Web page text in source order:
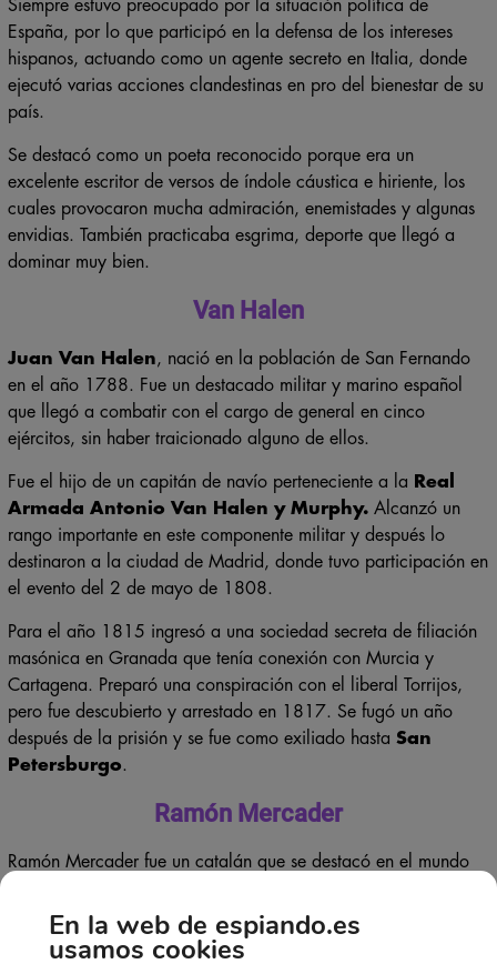
Siempre estuvo preocupado por la situación política de
España, por lo que participó en la defensa de los intereses
hispanos, actuando como un agente secreto en Italia, donde
ejecutó varias acciones clandestinas en pro del bienestar de su
Se destacó como un poeta reconocido porque era un
excelente escritor de versos de índole cáustica e hiriente, los
cuales provocaron mucha admiración, enemistades y algunas
envidias. También practicaba esgrima, deporte que llegó a
Juan Van Halen, nació en la población de San Fernando
en el año 1788. Fue un destacado militar y marino español
que llegó a combatir con el cargo de general en cinco
Fue el hijo de un capitán de navío perteneciente a laReal
Armada Antonio Van Halen y Murphy.Alcanzó un
rango importante en este componente militar y después lo
destinaron a la ciudad de Madrid, donde tuvo participación en
Para el año 1815 ingresó a una sociedad secreta de filiación
masónica en Granada que tenía conexión con Murcia y
Cartagena. Preparó una conspiración con el liberal Torrijos,
pero fue descubierto y arrestado en 1817. Se fugó un año
después de la prisión y se fue como exiliado hasta
con las que se infiltró muy bien en los llamados círculos
trotskistas, seduciendo a la secretaría de dicho líder, de quien
En la web de espiando.es
usamos cookies